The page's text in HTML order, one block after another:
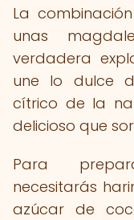
La
unas
verdadera
une lo dulce
cítrico de la
delicioso que
Para
necesitarás
azúcar de